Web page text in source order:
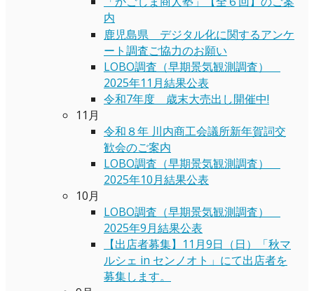
内
鹿児島県 デジタル化に関するアンケ
ート調査ご協力のお願い
LOBO調査（早期景気観測調査）
2025年11月結果公表
令和7年度 歳末大売出し開催中!
11月
令和８年 川内商工会議所新年賀詞交
歓会のご案内
LOBO調査（早期景気観測調査）
2025年10月結果公表
10月
LOBO調査（早期景気観測調査）
2025年9月結果公表
【出店者募集】11月9日（日）「秋マ
ルシェ in センノオト」にて出店者を
募集します。